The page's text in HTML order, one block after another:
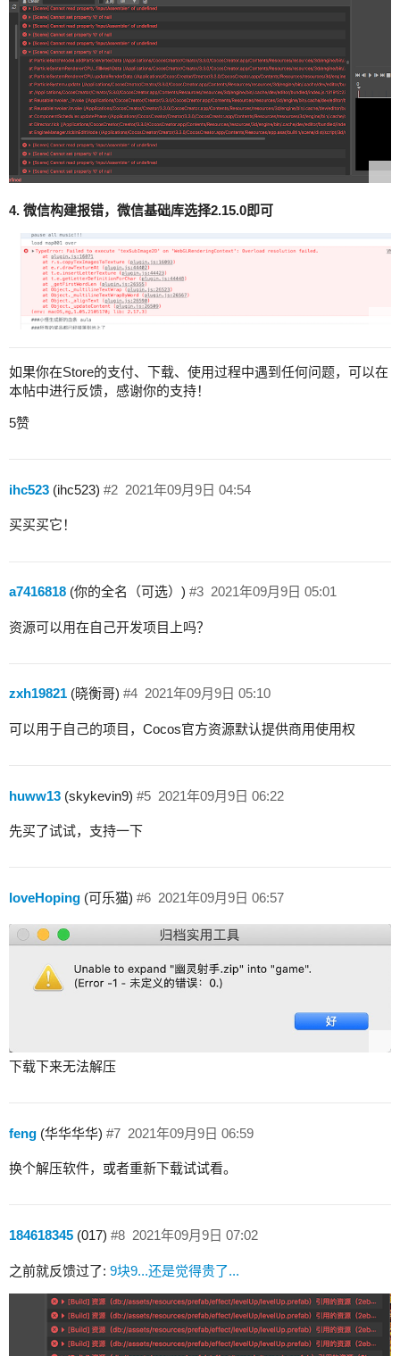
4. 微信构建报错，微信基础库选择2.15.0即可
如果你在Store的支付、下载、使用过程中遇到任何问题，可以在
本帖中进行反馈，感谢你的支持！
5赞
ihc523 (ihc523) 2021年09月9日 04:54
#2
买买买它！
a7416818 (你的全名（可选）) 2021年09月9日 05:01
#3
资源可以用在自己开发项目上吗？
zxh19821 (晓衡哥) 2021年09月9日 05:10
#4
可以用于自己的项目，Cocos官方资源默认提供商用使用权
huww13 (skykevin9) 2021年09月9日 06:22
#5
先买了试试，支持一下
loveHoping (可乐猫) 2021年09月9日 06:57
#6
下载下来无法解压
feng (华华华华) 2021年09月9日 06:59
#7
换个解压软件，或者重新下载试试看。
184618345 (017) 2021年09月9日 07:02
#8
之前就反馈过了: 9块9...还是觉得贵了...